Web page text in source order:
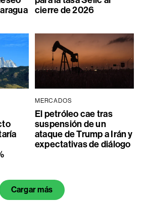
cierre de 2026
MERCADOS
El petróleo cae tras
suspensión de un
ataque de Trump a Irán y
expectativas de diálogo
Cargar más